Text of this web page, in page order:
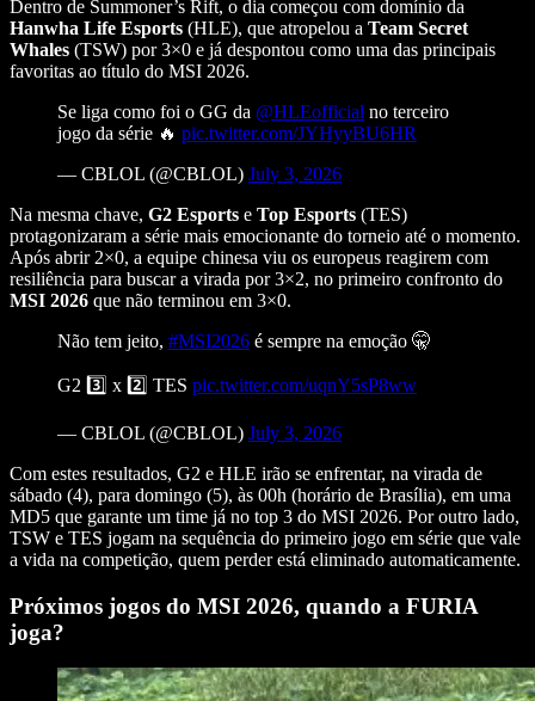
Dentro de Summoner’s Rift, o dia começou com domínio da
Hanwha Life Esports (HLE), que atropelou a Team Secret
Whales (TSW) por 3×0 e já despontou como uma das principais
favoritas ao título do MSI 2026.
Se liga como foi o GG da @HLEofficial no terceiro
jogo da série 🔥 pic.twitter.com/JYHyyBU6HR
— CBLOL (@CBLOL) July 3, 2026
Na mesma chave, G2 Esports e Top Esports (TES)
protagonizaram a série mais emocionante do torneio até o momento.
Após abrir 2×0, a equipe chinesa viu os europeus reagirem com
resiliência para buscar a virada por 3×2, no primeiro confronto do
MSI 2026 que não terminou em 3×0.
Não tem jeito, #MSI2026 é sempre na emoção 🤫
G2 3️⃣ x 2️⃣ TES pic.twitter.com/uqnY5sP8ww
— CBLOL (@CBLOL) July 3, 2026
Com estes resultados, G2 e HLE irão se enfrentar, na virada de
sábado (4), para domingo (5), às 00h (horário de Brasília), em uma
MD5 que garante um time já no top 3 do MSI 2026. Por outro lado,
TSW e TES jogam na sequência do primeiro jogo em série que vale
a vida na competição, quem perder está eliminado automaticamente.
Próximos jogos do MSI 2026, quando a FURIA
joga?